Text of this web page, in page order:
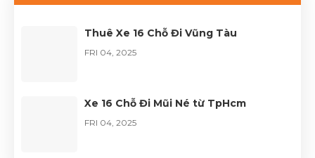
FRI 04, 2026
Thuê Xe 16 Chỗ Đi Vũng Tàu
FRI 04, 2025
Xe 16 Chỗ Đi Mũi Né từ TpHcm
FRI 04, 2025